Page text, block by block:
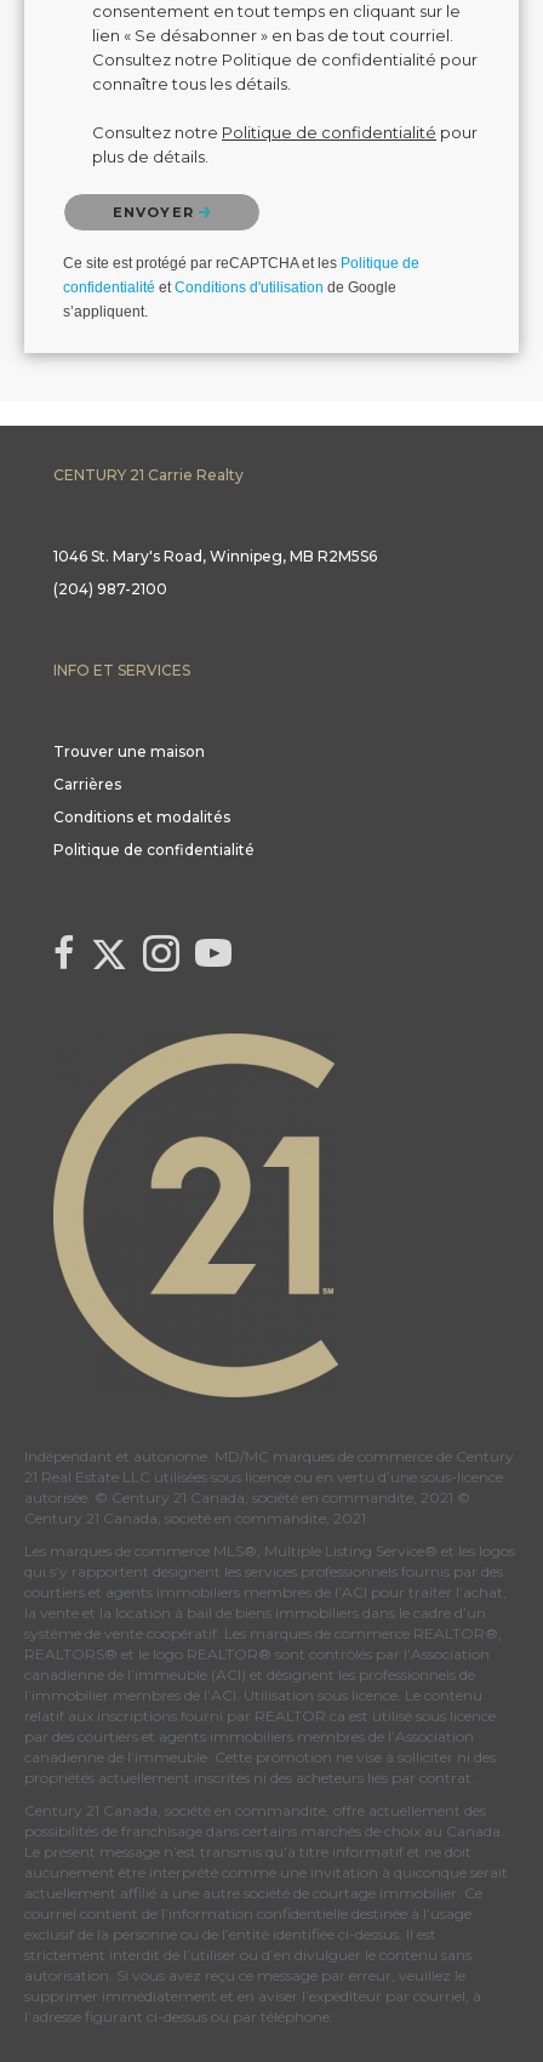
consentement en tout temps en cliquant sur le
lien « Se désabonner » en bas de tout courriel.
Consultez notre Politique de confidentialité pour
connaître tous les détails.
Consultez notre Politique de confidentialité pour
plus de détails.
Veuillez confirmer que vous n'êtes pas un robot.
ENVOYER
Ce site est protégé par reCAPTCHA et les Politique de
confidentialité etConditions d'utilisation de Google
s’appliquent.
CENTURY 21 Carrie Realty
1046 St. Mary's Road, Winnipeg, MB R2M5S6
(204) 987-2100
INFO ET SERVICES
Trouver une maison
Carrières
Conditions et modalités
Politique de confidentialité
link to Century 21 Canada's facebook page
Link to Century 21 Canada's Twitter page
Link to Century 21 Canada's Instagram page
link to Century 21 Canada's YouTube page
Indépendant et autonome. MD/MC marques de commerce de Century
21 Real Estate LLC utilisées sous licence ou en vertu d’une sous-licence
autorisée. © Century 21 Canada, société en commandite, 2021 ©
Century 21 Canada, société en commandite, 2021
Les marques de commerce MLS®, Multiple Listing Service® et les logos
qui s’y rapportent désignent les services professionnels fournis par des
courtiers et agents immobiliers membres de l’ACI pour traiter l’achat,
la vente et la location à bail de biens immobiliers dans le cadre d’un
système de vente coopératif. Les marques de commerce REALTOR®,
REALTORS® et le logo REALTOR® sont contrôlés par l’Association
canadienne de l’immeuble (ACI) et désignent les professionnels de
l’immobilier membres de l’ACI. Utilisation sous licence. Le contenu
relatif aux inscriptions fourni par REALTOR.ca est utilisé sous licence
par des courtiers et agents immobiliers membres de l’Association
canadienne de l’immeuble . Cette promotion ne vise à solliciter ni des
propriétés actuellement inscrites ni des acheteurs liés par contrat.
Century 21 Canada, société en commandite, offre actuellement des
possibilités de franchisage dans certains marchés de choix au Canada.
Le présent message n’est transmis qu’à titre informatif et ne doit
aucunement être interprété comme une invitation à quiconque serait
actuellement affilié à une autre société de courtage immobilier. Ce
courriel contient de l’information confidentielle destinée à l’usage
exclusif de la personne ou de l’entité identifiée ci-dessus. Il est
strictement interdit de l’utiliser ou d’en divulguer le contenu sans
autorisation. Si vous avez reçu ce message par erreur, veuillez le
supprimer immédiatement et en aviser l’expéditeur par courriel, à
l’adresse figurant ci-dessus ou par téléphone.